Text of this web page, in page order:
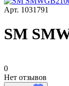
Арт. 1031791
SM
0
Нет отзывов